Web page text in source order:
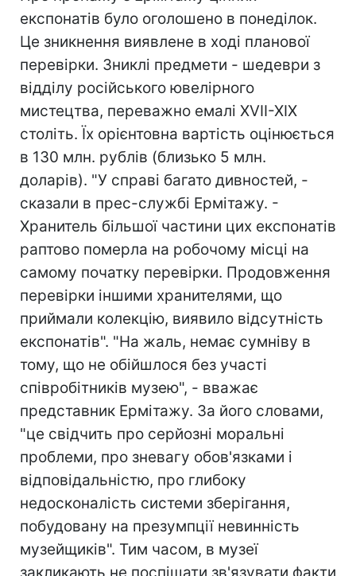
експонатів було оголошено в понеділок.
Це зникнення виявлене в ході планової
перевірки. Зниклі предмети - шедеври з
відділу російського ювелірного
мистецтва, переважно емалі XVII-XIX
століть. Їх орієнтовна вартість оцінюється
в 130 млн. рублів (близько 5 млн.
доларів). "У справі багато дивностей, -
сказали в прес-службі Ермітажу. -
Хранитель більшої частини цих експонатів
раптово померла на робочому місці на
самому початку перевірки. Продовження
перевірки іншими хранителями, що
приймали колекцію, виявило відсутність
експонатів". "На жаль, немає сумніву в
тому, що не обійшлося без участі
співробітників музею", - вважає
представник Ермітажу. За його словами,
"це свідчить про серйозні моральні
проблеми, про зневагу обов'язками і
відповідальністю, про глибоку
недосконалість системи зберігання,
побудовану на презумпції невинність
музейщиків". Тим часом, в музеї